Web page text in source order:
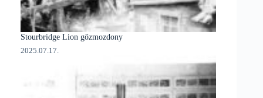
Stourbridge Lion gőzmozdony
2025.07.17.